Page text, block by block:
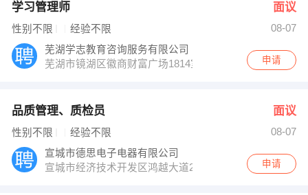
学习管理师 面议
性别不限 经验不限
08-07
芜湖学志教育咨询服务有限公司
芜湖市镜湖区徽商财富广场1814室
申请
品质管理、质检员 面议
性别不限 经验不限
08-07
宣城市德思电子电器有限公司
宣城市经济技术开发区鸿越大道28号
申请